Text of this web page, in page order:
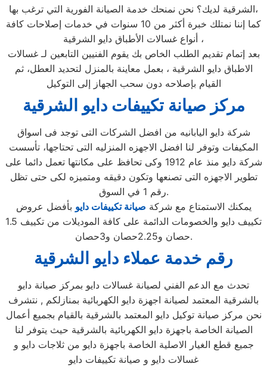
الشرقية لديك؟ نحن نمنحك خدمة الصيانة الفورية التي ترغب بها،
كما إننا نمتلك خبرة أكثر من 10 سنوات في خدمات إصلاحات كافة
أنواع غسالات الأطباق دايو الشرقية ،
بعد إتمام تقديم الطلب الخاص بك يقوم الفنيين التابعين لـ غسالات
الاطباق دايو الشرقية ، بعمل معاينة بالمنزل لتحديد العطل، ثم
القيام بإصلاحه دون سحب الجهاز إلى التوكيل
مركز صيانة تكييفات دايو الشرقية
شركة دايو اليابانيه من افضل الشركات التى توجد فى اسواق
المكيفات وتوفر لنا افضل الاجهزه المنزليه التى تحتاجها، تأسست
شركة دايو منذ عام 1912 وكى تحافظ على مكانتها تعمل دائما على
تطوير الاجهزه التى تصنعها وتكون دقيقه ومتميزه لكى حتى تظل
رقم 1 في السوق.
يمكنك الاستمتاع مع شركة صيانة تكييفات دايو بأفضل عروض
تكييف دايو والخصومات الدائمة على كافة الموديلات من تكييف 1.5
حصان و2.25حصان و3حصان.
رقم خدمة عملاء دايو الشرقية
تحدث مع الدعم الفني لصيانة غسالات دايو بمركز صيانة دايو
بالشرقية المعتمد لصيانة اجهزة دايو الكهربائية بمنازلكم , نتشرف
نحن مركز صيانة توكيل دايو المعتمد بالشرقية بالقيام بجميع أعمال
الصيانة الخاصة باجهزة دايو الكهربائية بالشرقية حيث يتوفر لنا
جميع قطع الغيار الاصلية الخاصة باجهزة دايو من ثلاجات دايو و
غسالات دايو و صيانة تكييفات دايو